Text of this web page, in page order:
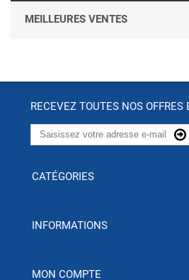
MEILLEURES VENTES
RECEVEZ TOUTES NOS
CATÉGORIES
INFORMATIONS
MON COMPTE